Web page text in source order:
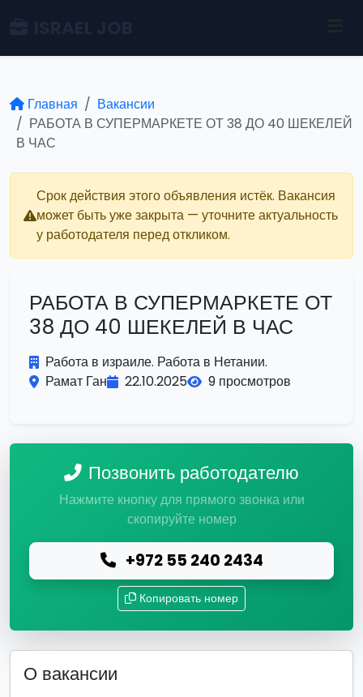
Главная
Вакансии
РАБОТА В СУПЕРМАРКЕТЕ ОТ 38 ДО 40 ШЕКЕЛЕЙ
В ЧАС
Срок действия этого объявления истёк. Вакансия
может быть уже закрыта — уточните актуальность
у работодателя перед откликом.
РАБОТА В СУПЕРМАРКЕТЕ ОТ
38 ДО 40 ШЕКЕЛЕЙ В ЧАС
Работа в израиле. Работа в Нетании.
Рамат Ган
22.10.2025 9 просмотров
Позвонить работодателю
Нажмите кнопку для прямого звонка или
скопируйте номер
+972 55 240 2434
Копировать номер
О вакансии